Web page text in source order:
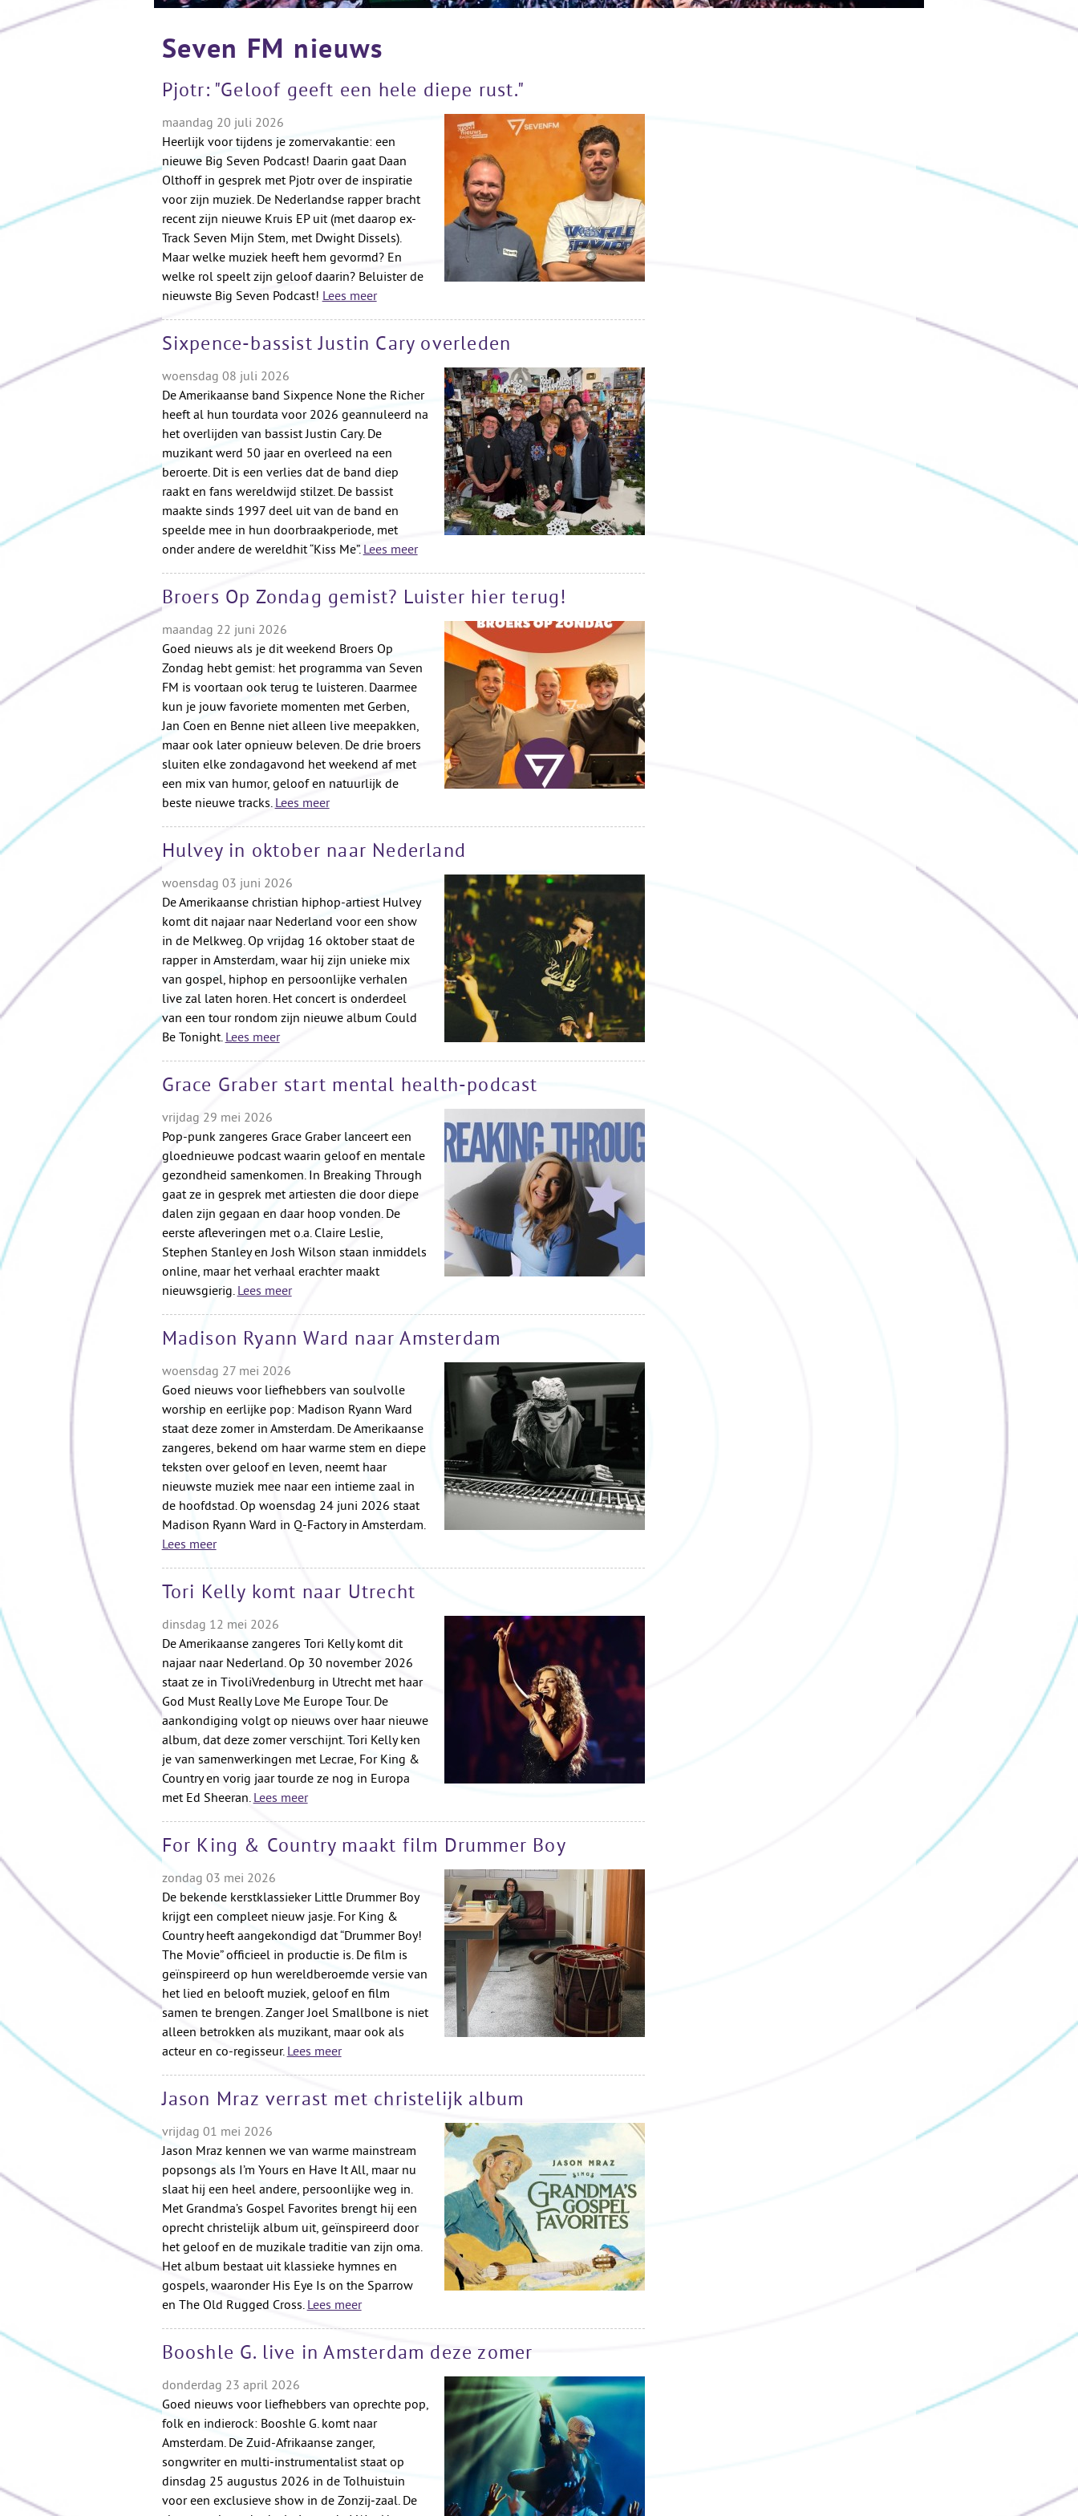
Seven FM nieuws
Pjotr: "Geloof geeft een hele diepe rust."
maandag 20 juli 2026
Heerlijk voor tijdens je zomervakantie: een
nieuwe Big Seven Podcast! Daarin gaat Daan
Olthoff in gesprek met Pjotr over de inspiratie
voor zijn muziek. De Nederlandse rapper bracht
recent zijn nieuwe Kruis EP uit (met daarop ex-
Track Seven Mijn Stem, met Dwight Dissels).
Maar welke muziek heeft hem gevormd? En
welke rol speelt zijn geloof daarin? Beluister de
nieuwste Big Seven Podcast! Lees meer
Sixpence-bassist Justin Cary overleden
woensdag 08 juli 2026
De Amerikaanse band Sixpence None the Richer
heeft al hun tourdata voor 2026 geannuleerd na
het overlijden van bassist Justin Cary. De
muzikant werd 50 jaar en overleed na een
beroerte. Dit is een verlies dat de band diep
raakt en fans wereldwijd stilzet. De bassist
maakte sinds 1997 deel uit van de band en
speelde mee in hun doorbraakperiode, met
onder andere de wereldhit “Kiss Me”. Lees meer
Broers Op Zondag gemist? Luister hier terug!
maandag 22 juni 2026
Goed nieuws als je dit weekend Broers Op
Zondag hebt gemist: het programma van Seven
FM is voortaan ook terug te luisteren. Daarmee
kun je jouw favoriete momenten met Gerben,
Jan Coen en Benne niet alleen live meepakken,
maar ook later opnieuw beleven. De drie broers
sluiten elke zondagavond het weekend af met
een mix van humor, geloof en natuurlijk de
beste nieuwe tracks. Lees meer
Hulvey in oktober naar Nederland
woensdag 03 juni 2026
De Amerikaanse christian hiphop-artiest Hulvey
komt dit najaar naar Nederland voor een show
in de Melkweg. Op vrijdag 16 oktober staat de
rapper in Amsterdam, waar hij zijn unieke mix
van gospel, hiphop en persoonlijke verhalen
live zal laten horen. Het concert is onderdeel
van een tour rondom zijn nieuwe album Could
Be Tonight. Lees meer
Grace Graber start mental health-podcast
vrijdag 29 mei 2026
Pop-punk zangeres Grace Graber lanceert een
gloednieuwe podcast waarin geloof en mentale
gezondheid samenkomen. In Breaking Through
gaat ze in gesprek met artiesten die door diepe
dalen zijn gegaan en daar hoop vonden. De
eerste afleveringen met o.a. Claire Leslie,
Stephen Stanley en Josh Wilson staan inmiddels
online, maar het verhaal erachter maakt
nieuwsgierig. Lees meer
Madison Ryann Ward naar Amsterdam
woensdag 27 mei 2026
Goed nieuws voor liefhebbers van soulvolle
worship en eerlijke pop: Madison Ryann Ward
staat deze zomer in Amsterdam. De Amerikaanse
zangeres, bekend om haar warme stem en diepe
teksten over geloof en leven, neemt haar
nieuwste muziek mee naar een intieme zaal in
de hoofdstad. Op woensdag 24 juni 2026 staat
Madison Ryann Ward in Q-Factory in Amsterdam.
Lees meer
Tori Kelly komt naar Utrecht
dinsdag 12 mei 2026
De Amerikaanse zangeres Tori Kelly komt dit
najaar naar Nederland. Op 30 november 2026
staat ze in TivoliVredenburg in Utrecht met haar
God Must Really Love Me Europe Tour. De
aankondiging volgt op nieuws over haar nieuwe
album, dat deze zomer verschijnt. Tori Kelly ken
je van samenwerkingen met Lecrae, For King &
Country en vorig jaar tourde ze nog in Europa
met Ed Sheeran. Lees meer
For King & Country maakt film Drummer Boy
zondag 03 mei 2026
De bekende kerstklassieker Little Drummer Boy
krijgt een compleet nieuw jasje. For King &
Country heeft aangekondigd dat “Drummer Boy!
The Movie” officieel in productie is. De film is
geïnspireerd op hun wereldberoemde versie van
het lied en belooft muziek, geloof en film
samen te brengen. Zanger Joel Smallbone is niet
alleen betrokken als muzikant, maar ook als
acteur en co-regisseur. Lees meer
Jason Mraz verrast met christelijk album
vrijdag 01 mei 2026
Jason Mraz kennen we van warme mainstream
popsongs als I’m Yours en Have It All, maar nu
slaat hij een heel andere, persoonlijke weg in.
Met Grandma’s Gospel Favorites brengt hij een
oprecht christelijk album uit, geïnspireerd door
het geloof en de muzikale traditie van zijn oma.
Het album bestaat uit klassieke hymnes en
gospels, waaronder His Eye Is on the Sparrow
en The Old Rugged Cross. Lees meer
Booshle G. live in Amsterdam deze zomer
donderdag 23 april 2026
Goed nieuws voor liefhebbers van oprechte pop,
folk en indierock: Booshle G. komt naar
Amsterdam. De Zuid-Afrikaanse zanger,
songwriter en multi‑instrumentalist staat op
dinsdag 25 augustus 2026 in de Tolhuistuin
voor een exclusieve show in de Zonzij‑zaal. De